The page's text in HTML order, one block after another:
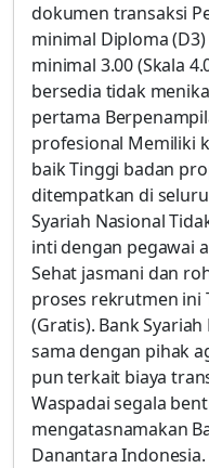
dokumen transaksi
minimal Diploma
minimal 3.00 (Skala
bersedia tidak
pertama
profesional Memiliki
baik Tinggi badan
ditempatkan di
Syariah Nasional
inti dengan pegawai
Sehat jasmani dan
proses rekrutmen ini
(Gratis). ⁠Bank
sama dengan pihak
pun terkait biaya
⁠Waspadai segala
mengatasnamakan
Danantara Indonesia.